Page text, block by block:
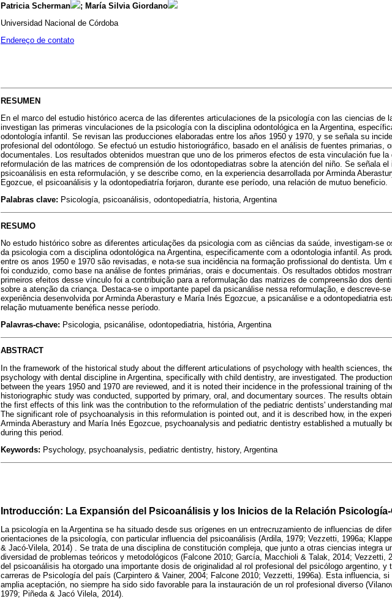
Patricia Scherman
; María Silvia Giordano
Universidad Nacional de Córdoba
Endereço de contato
RESUMEN
En el marco del estudio histórico acerca de las diferentes articulaciones de la psicología con las ciencias de
investigan las primeras vinculaciones de la psicología con la disciplina odontológica en la Argentina,
odontología infantil. Se revisan las producciones elaboradas entre los años 1950 y 1970, y se señala su
profesional del odontólogo. Se efectuó un estudio historiográfico, basado en el análisis de fuentes primarias,
documentales. Los resultados obtenidos muestran que uno de los primeros efectos de esta vinculación fue la
reformulación de las matrices de comprensión de los odontopediatras sobre la atención del niño. Se señala el
psicoanálisis en esta reformulación, y se describe como, en la experiencia desarrollada por Arminda
Egozcue, el psicoanálisis y la odontopediatría forjaron, durante ese período, una relación de mutuo beneficio.
Palabras clave: Psicología, psicoanálisis, odontopediatría, historia, Argentina
RESUMO
No estudo histórico sobre as diferentes articulações da psicologia com as ciências da saúde, investigam-se
da psicologia com a disciplina odontológica na Argentina, especificamente com a odontologia infantil. As
entre os anos 1950 e 1970 são revisadas, e nota-se sua incidência na formação profissional do dentista. Um
foi conduzido, como base na análise de fontes primárias, orais e documentais. Os resultados obtidos
primeiros efeitos desse vínculo foi a contribuição para a reformulação das matrizes de compreensão dos
sobre a atenção da criança. Destaca-se o importante papel da psicanálise nessa reformulação, e descreve-
experiência desenvolvida por Arminda Aberastury e María Inés Egozcue, a psicanálise e a odontopediatria
relação mutuamente benéfica nesse período.
Palavras-chave: Psicologia, psicanálise, odontopediatria, história, Argentina
ABSTRACT
In the framework of the historical study about the different articulations of psychology with health sciences,
psychology with dental discipline in Argentina, specifically with child dentistry, are investigated. The
between the years 1950 and 1970 are reviewed, and it is noted their incidence in the professional training of
historiographic study was conducted, supported by primary, oral, and documentary sources. The results
the first effects of this link was the contribution to the reformulation of the pediatric dentists' understanding
The significant role of psychoanalysis in this reformulation is pointed out, and it is described how, in the
Arminda Aberastury and María Inés Egozcue, psychoanalysis and pediatric dentistry established a mutually
during this period.
Keywords: Psychology, psychoanalysis, pediatric dentistry, history, Argentina
Introducción: La Expansión del Psicoanálisis y los Inicios de la Relación
La psicología en la Argentina se ha situado desde sus orígenes en un entrecruzamiento de influencias de
orientaciones de la psicología, con particular influencia del psicoanálisis (Ardila, 1979; Vezzetti, 1996a;
& Jacó-Vilela, 2014) . Se trata de una disciplina de constitución compleja, que junto a otras ciencias integra
diversidad de problemas teóricos y metodológicos (Falcone 2010; García, Macchioli & Talak, 2014; Vezzetti,
del psicoanálisis ha otorgado una importante dosis de originalidad al rol profesional del psicólogo argentino, y
carreras de Psicología del país (Carpintero & Vainer, 2004; Falcone 2010; Vezzetti, 1996a). Esta influencia, si
amplia aceptación, no siempre ha sido sido favorable para la instauración de un rol profesional diverso
1979; Piñeda & Jacó Vilela, 2014).